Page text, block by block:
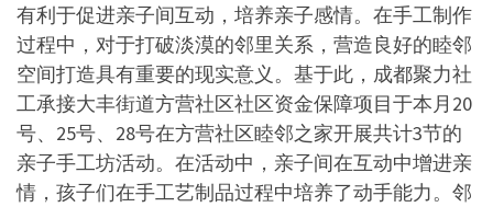
有利于促进亲子间互动，培养亲子感情。在手工制作
过程中，对于打破淡漠的邻里关系，营造良好的睦邻
空间打造具有重要的现实意义。基于此，成都聚力社
工承接大丰街道方营社区社区资金保障项目于本月20
号、25号、28号在方营社区睦邻之家开展共计3节的
亲子手工坊活动。在活动中，亲子间在互动中增进亲
情，孩子们在手工艺制品过程中培养了动手能力。邻